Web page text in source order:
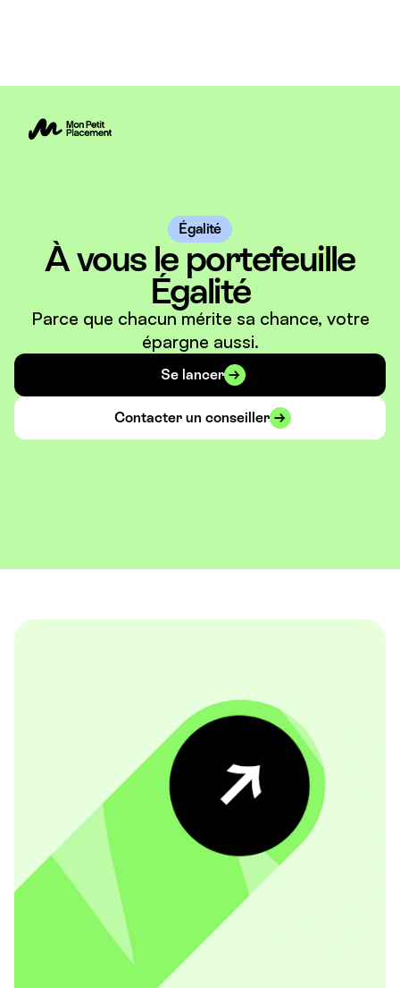
Égalité
À vous le portefeuille
Égalité
Parce que chacun mérite sa chance, votre
épargne aussi.
Se lancer
Contacter un conseiller